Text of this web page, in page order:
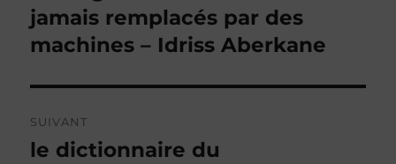
jamais remplacés par des
machines – Idriss Aberkane
SUIVANT
Publication
le dictionnaire du